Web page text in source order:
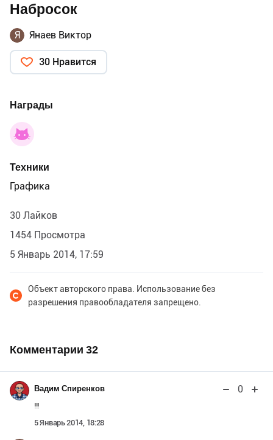
Набросок
Я Янаев Виктор
30 Нравится
Награды
Техники
Графика
30 Лайков
1454 Просмотра
5 Январь 2014, 17:59
Объект авторского права. Использование без
разрешения правообладателя запрещено.
Комментарии 32
Вадим Спиренков 0
!!!
5 Январь 2014, 18:28